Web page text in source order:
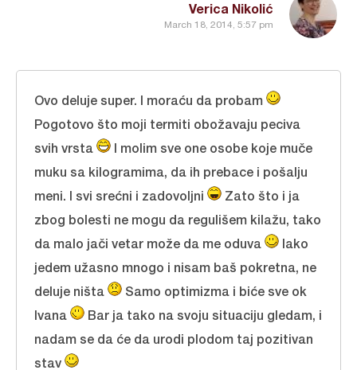
Verica Nikolić
March 18, 2014, 5:57 pm
Ovo deluje super. I moraću da probam
Pogotovo što moji termiti obožavaju peciva
svih vrsta
I molim sve one osobe koje muče
muku sa kilogramima, da ih prebace i pošalju
meni. I svi srećni i zadovoljni
Zato što i ja
zbog bolesti ne mogu da regulišem kilažu, tako
da malo jači vetar može da me oduva
Iako
jedem užasno mnogo i nisam baš pokretna, ne
deluje ništa
Samo optimizma i biće sve ok
Ivana
Bar ja tako na svoju situaciju gledam, i
nadam se da će da urodi plodom taj pozitivan
stav